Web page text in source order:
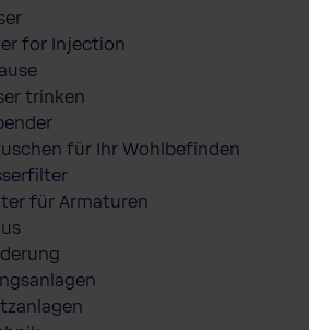
for Injection
trinken
für Ihr Wohlbefinden
für Armaturen